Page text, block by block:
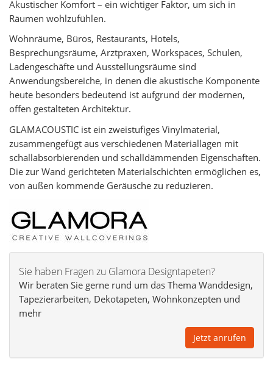
Akustischer Komfort – ein wichtiger Faktor, um sich in
Räumen wohlzufühlen.
Wohnräume, Büros, Restaurants, Hotels,
Besprechungsräume, Arztpraxen, Workspaces, Schulen,
Ladengeschäfte und Ausstellungsräume sind
Anwendungsbereiche, in denen die akustische Komponente
heute besonders bedeutend ist aufgrund der modernen,
offen gestalteten Architektur.
GLAMACOUSTIC ist ein zweistufiges Vinylmaterial,
zusammengefügt aus verschiedenen Materiallagen mit
schallabsorbierenden und schalldämmenden Eigenschaften.
Die zur Wand gerichteten Materialschichten ermöglichen es,
von außen kommende Geräusche zu reduzieren.
Sie haben Fragen zu Glamora Designtapeten?
Wir beraten Sie gerne rund um das Thema Wanddesign,
Tapezierarbeiten, Dekotapeten, Wohnkonzepten und
mehr
Jetzt anrufen